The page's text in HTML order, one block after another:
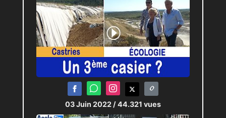
03 Juin 2022 / 44.321 vues